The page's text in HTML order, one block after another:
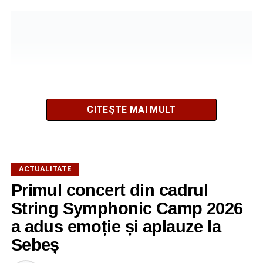
După două ediții organizate în Parcul Arini, competiția se
mută într-un nou decor, oferind participanților ocazia de a
concura într-un cadru natural deosebit. Evenimentul este
destinat copiilor și adolescenților cu vârste cuprinse între
5 și 18 ani, iar participarea este gratuită.
CITEȘTE MAI MULT
ACTUALITATE
Primul concert din cadrul
String Symphonic Camp 2026
a adus emoție și aplauze la
Sebeș